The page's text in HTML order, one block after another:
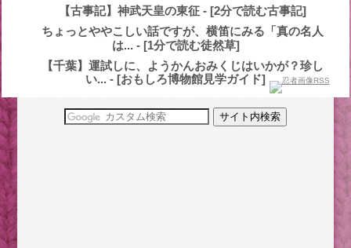
【古事記】神武天皇の東征 - [2分で読む古事記]
ちょっとややこしい話ですが、横笛にみる「真の名人
は... - [1分で読む徒然草]
【千葉】運試しに、ようかんおみくじはいかが？珍し
い... - [おもしろ博物館見学ガイド]